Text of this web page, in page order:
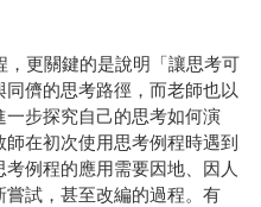
，更關鍵的是說明「讓思考可
儕的思考路徑，而老師也以
步探究自己的思考如何演
在初次使用思考例程時遇到
例程的應用需要因地、因人
試，甚至改編的過程。有